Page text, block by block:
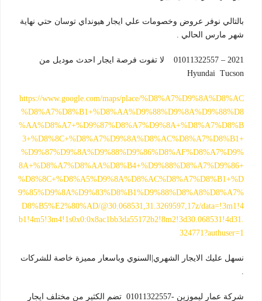
بالتالي نوفر عروض وخصومات علي ايجار هيونداي توسان حتي نهاية
شهر مارس الحالي .
2021 – 01011322557 لا تفوت فرصة ايجار احدث موديل من
Hyundai Tucson
https://www.google.com/maps/place/%D8%A7%D9%8A%D8%AC
%D8%A7%D8%B1+%D8%AA%D9%88%D9%8A%D9%88%D8
%AA%D8%A7+%D9%87%D8%A7%D9%8A+%D8%A7%D8%B
3+%D8%8C+%D8%A7%D9%8A%D8%AC%D8%A7%D8%B1+
%D9%87%D9%8A%D9%88%D9%86%D8%AF%D8%A7%D9%
8A+%D8%A7%D8%AA%D8%B4+%D9%88%D8%A7%D9%86+
%D8%8C+%D8%A5%D9%8A%D8%AC%D8%A7%D8%B1+%D
9%85%D9%8A%D9%83%D8%B1%D9%88%D8%A8%D8%A7%
D8%B5%E2%80%AD/@30.068531,31.3269597,17z/data=!3m1!4
b1!4m5!3m4!1s0x0:0x8ac1bb3da55172b2!8m2!3d30.068531!4d31.
324771?authuser=1
نسهل عليك الايجار الشهري|السنوي وباسعار مميزة خاصة للشركات
.
شركة عمار ليموزين -01011322557 تضم الكثير من مختلف ايجار